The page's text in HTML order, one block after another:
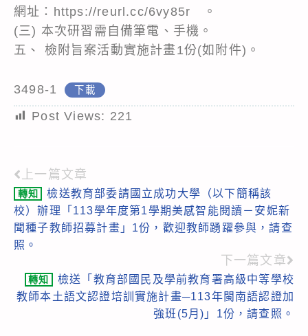
網址：https://reurl.cc/6vy85r 。
(三) 本次研習需自備筆電、手機。
五、 檢附旨案活動實施計畫1份(如附件)。
3498-1 下載
Post Views: 221
Read
more
articles
上一篇文章
轉知
檢送教育部委請國立成功大學（以下簡稱該
校）辦理「113學年度第1學期美感智能閱讀－安妮新
聞種子教師招募計畫」1份，歡迎教師踴躍參與，請查
照。
下一篇文章
轉知
檢送「教育部國民及學前教育署高級中等學校
教師本土語文認證培訓實施計畫─113年閩南語認證加
強班(5月)」1份，請查照。